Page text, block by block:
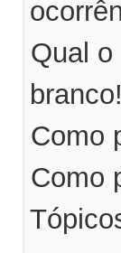
Qual
Como
Como